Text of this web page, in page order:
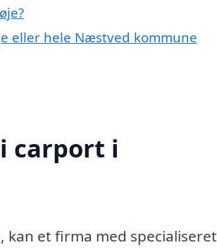
eller hele Næstved kommune
carport i
et firma med specialiseret